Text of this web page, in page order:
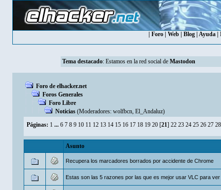
Foro Web Blog Ayuda
Tema destacado: Estamos en la red social de Mastodon
Foro de elhacker.net
Foros Generales
Foro Libre
Noticias (Moderadores: wolfbcn, El_Andaluz)
Páginas: 1 ... 6 7 8 9 10 11 12 13 14 15 16 17 18 19 20 [21] 22 23 24 25 26 27 28
Asunto
Recupera los marcadores borrados por accidente de Chrome
Estas son las 5 razones por las que es mejor usar VLC para ver